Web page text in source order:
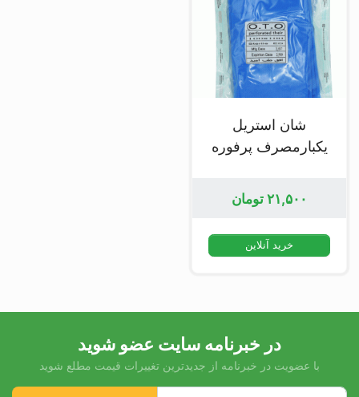
شان استریل
یکبارمصرف پرفوره
۲۱,۵۰۰تومان
خرید آنلاین
در خبرنامه سایت عضو شوید
با عضویت در خبرنامه از جدیدترین تغییرات قیمت مطلع شوید